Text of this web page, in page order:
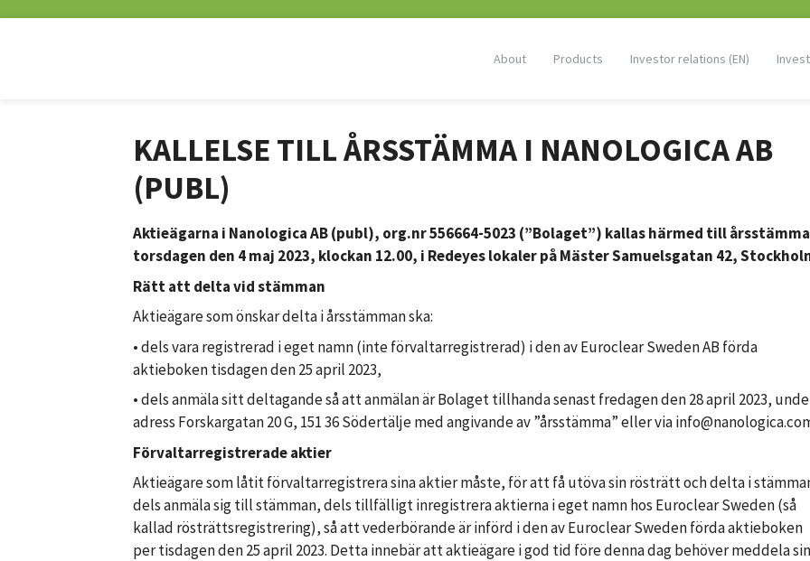
About Products Investor relations (EN)
KALLELSE TILL ÅRSSTÄMMA I NANOLOGICA AB
(PUBL)
Aktieägarna i Nanologica AB (publ), org.nr 556664-5023 (”Bolaget”) kallas härmed till årsstämma
torsdagen den 4 maj 2023, klockan 12.00, i Redeyes lokaler på Mäster Samuelsgatan 42,
Rätt att delta vid stämman
Aktieägare som önskar delta i årsstämman ska:
• dels vara registrerad i eget namn (inte förvaltarregistrerad) i den av Euroclear Sweden AB förda
aktieboken tisdagen den 25 april 2023,
• dels anmäla sitt deltagande så att anmälan är Bolaget tillhanda senast fredagen den 28 april 2023,
adress Forskargatan 20 G, 151 36 Södertälje med angivande av ”årsstämma” eller via
Förvaltarregistrerade aktier
Aktieägare som låtit förvaltarregistrera sina aktier måste, för att få utöva sin rösträtt och delta i
dels anmäla sig till stämman, dels tillfälligt inregistrera aktierna i eget namn hos Euroclear Sweden (så
kallad rösträttsregistrering), så att vederbörande är införd i den av Euroclear Sweden förda aktieboken
per tisdagen den 25 april 2023. Detta innebär att aktieägare i god tid före denna dag behöver meddela sin